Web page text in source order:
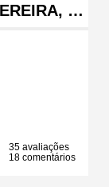
…
35 avaliações
18 comentários